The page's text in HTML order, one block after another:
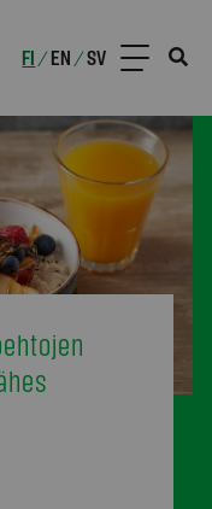
FI /EN /SV